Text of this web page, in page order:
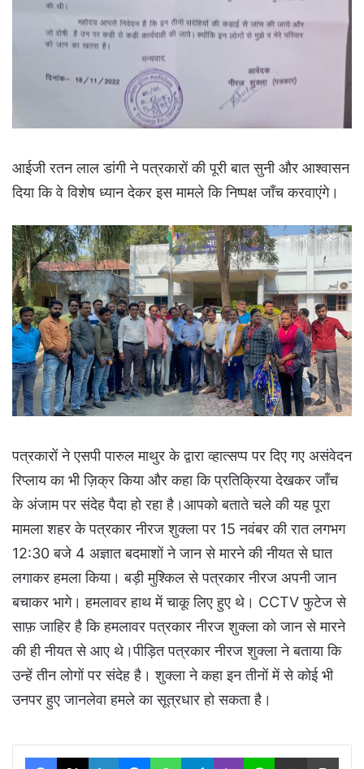
आईजी रतन लाल डांगी ने पत्रकारों की पूरी बात सुनी और आश्वासन
दिया कि वे विशेष ध्यान देकर इस मामले कि निष्पक्ष जाँच करवाएंगे।
पत्रकारों ने एसपी पारुल माथुर के द्वारा व्हात्सप्प पर दिए गए असंवेदन
रिप्लाय का भी ज़िक्र किया और कहा कि प्रतिक्रिया देखकर जाँच
के अंजाम पर संदेह पैदा हो रहा है।आपको बताते चले की यह पूरा
मामला शहर के पत्रकार नीरज शुक्ला पर 15 नवंबर की रात लगभग
12:30 बजे 4 अज्ञात बदमाशों ने जान से मारने की नीयत से घात
लगाकर हमला किया। बड़ी मुश्किल से पत्रकार नीरज अपनी जान
बचाकर भागे। हमलावर हाथ में चाकू लिए हुए थे। CCTV फुटेज से
साफ़ जाहिर है कि हमलावर पत्रकार नीरज शुक्ला को जान से मारने
की ही नीयत से आए थे।पीड़ित पत्रकार नीरज शुक्ला ने बताया कि
उन्हें तीन लोगों पर संदेह है। शुक्ला ने कहा इन तीनों में से कोई भी
उनपर हुए जानलेवा हमले का सूत्रधार हो सकता है।
Facebook
X LinkedInMessengerWhatsAppTelegram
Viber Line Share via Email Print